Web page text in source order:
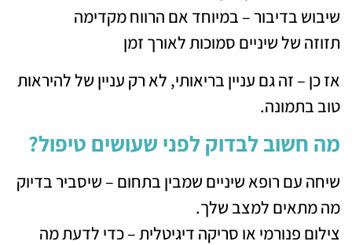
שיבוש בדיבור – במיוחד אם הרווח מקדימה
תזוזה של שיניים סמוכות לאורך זמן
אז כן – זה גם עניין בריאותי, לא רק עניין של להיראות
טוב בתמונה.
מה חשוב לבדוק לפני שעושים טיפול?
שיחה עם רופא שיניים שמבין בתחום – שיסביר בדיוק
מה מתאים למצב שלך.
צילום פנורמי או סריקה דיגיטלית – כדי לדעת מה